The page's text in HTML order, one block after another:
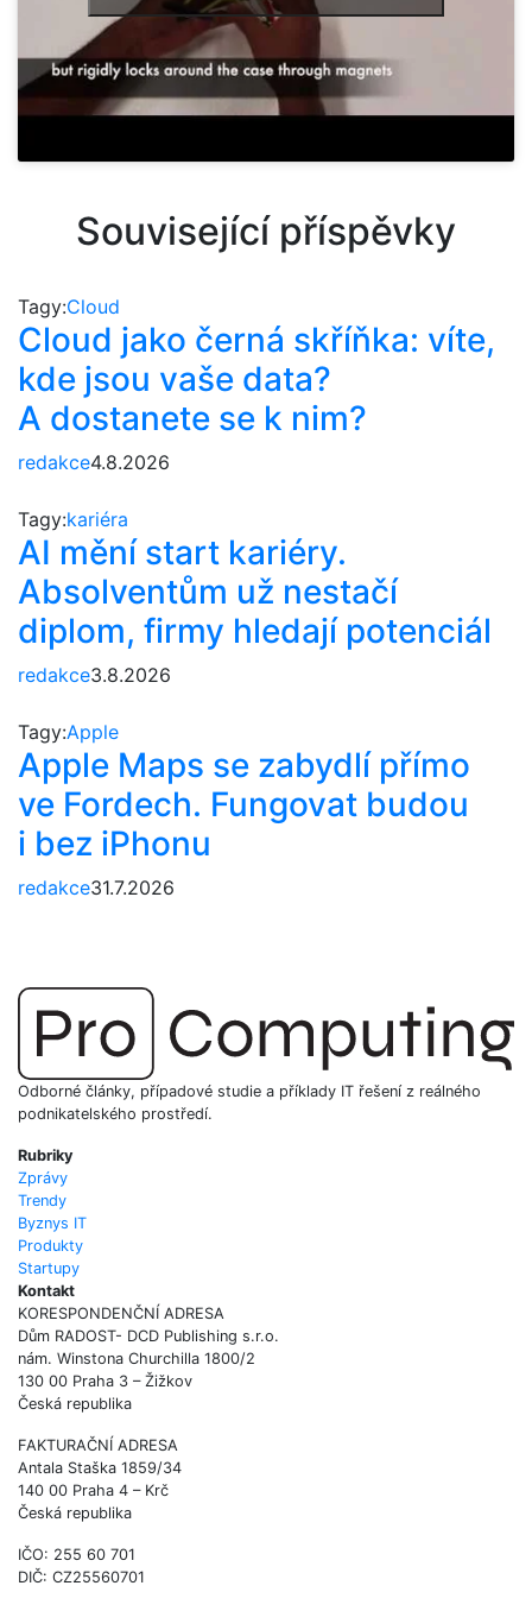
Související příspěvky
Tagy:Cloud
Cloud jako černá skříňka: víte,
kde jsou vaše data?
A dostanete se k nim?
redakce4.8.2026
Tagy:kariéra
AI mění start kariéry.
Absolventům už nestačí
diplom, firmy hledají potenciál
redakce3.8.2026
Tagy:Apple
Apple Maps se zabydlí přímo
ve Fordech. Fungovat budou
i bez iPhonu
redakce31.7.2026
Odborné články, případové studie a příklady IT řešení z reálného
podnikatelského prostředí.
Rubriky
Zprávy
Trendy
Byznys IT
Produkty
Startupy
Kontakt
KORESPONDENČNÍ ADRESA
Dům RADOST- DCD Publishing s.r.o.
nám. Winstona Churchilla 1800/2
130 00 Praha 3 – Žižkov
Česká republika
FAKTURAČNÍ ADRESA
Antala Staška 1859/34
140 00 Praha 4 – Krč
Česká republika
IČO: 255 60 701
DIČ: CZ25560701